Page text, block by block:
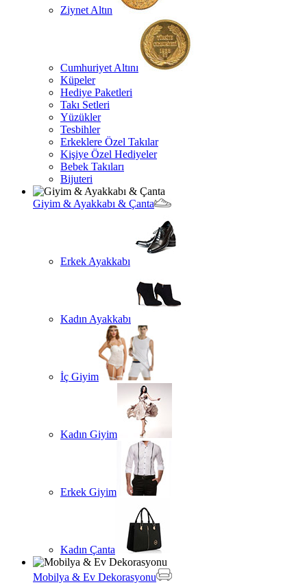
Ziynet Altın
Cumhuriyet Altını
Küpeler
Hediye Paketleri
Takı Setleri
Yüzükler
Tesbihler
Erkeklere Özel Takılar
Kişiye Özel Hediyeler
Bebek Takıları
Bijuteri
Giyim & Ayakkabı & Çanta
Erkek Ayakkabı
Kadın Ayakkabı
İç Giyim
Kadın Giyim
Erkek Giyim
Kadın Çanta
Mobilya & Ev Dekorasyonu